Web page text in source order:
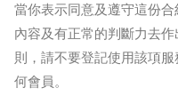
當你表示同意及遵守這份
內容及有正常的判斷力去
則，請不要登記使用該項
何會員。